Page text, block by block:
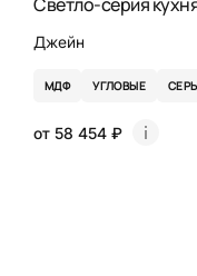
Джейн
МДФ УГЛОВЫЕ
от 58 454 ₽